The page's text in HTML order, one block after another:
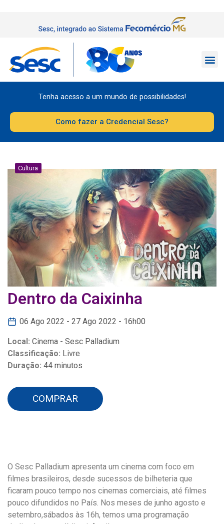
Tenha acesso a um mundo de possibilidades!
Como fazer a Credencial Sesc?
Cultura
Dentro da Caixinha
06 Ago 2022 - 27 Ago 2022 - 16h00
Local: Cinema - Sesc Palladium
Classificação: Livre
Duração: 44 minutos
COMPRAR
O Sesc Palladium apresenta um cinema com foco em
filmes brasileiros, desde sucessos de bilheteria que
ficaram pouco tempo nos cinemas comerciais, até filmes
pouco difundidos no País. Nos meses de junho agosto e
setembro,sábados às 16h, temos uma programação